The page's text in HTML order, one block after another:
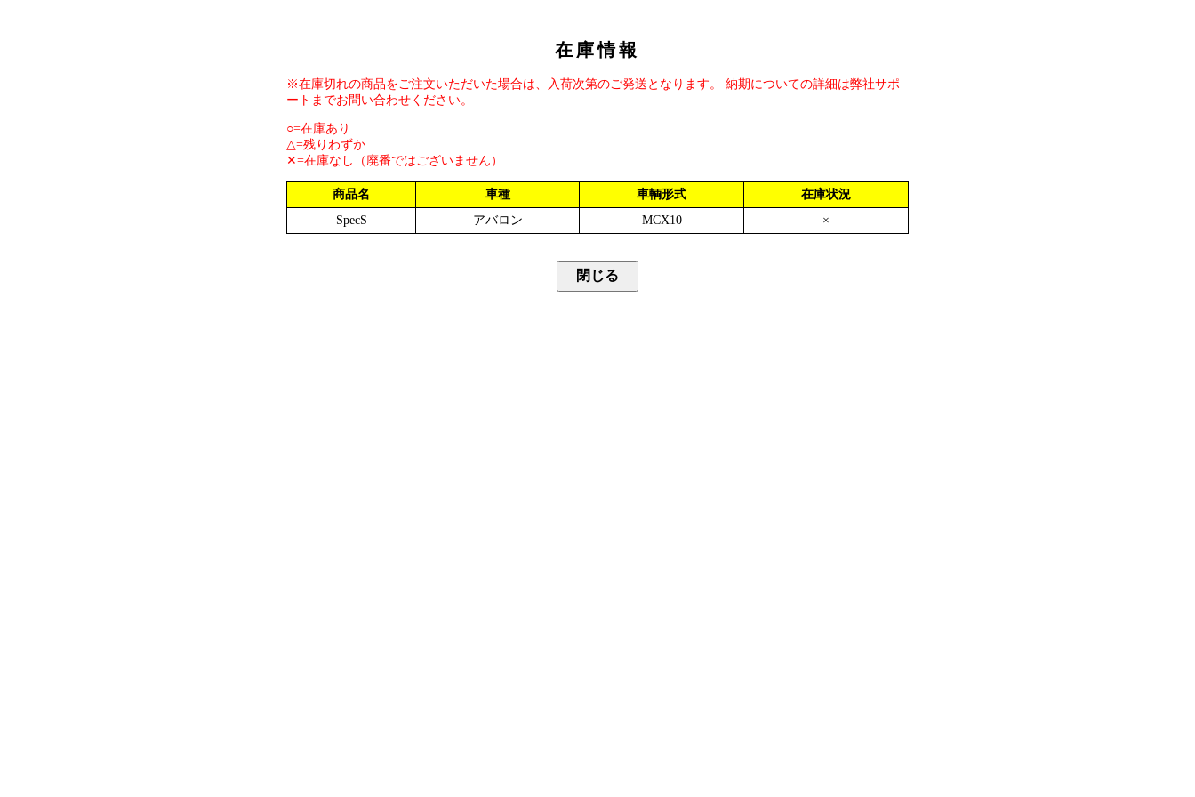
在庫情報
※在庫切れの商品をご注文いただいた場合は、入荷次第のご発送となります。 納期についての詳細は弊社サポ
ートまでお問い合わせください。
○=在庫あり
△=残りわずか
✕=在庫なし（廃番ではございません）
商品名 車種 車輌形式
在庫状況
SpecS
アバロン MCX10 ×